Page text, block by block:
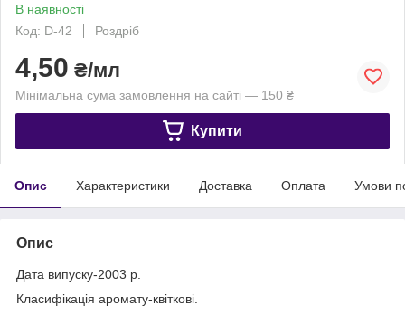
В наявності
Код: D-42
Роздріб
4,50 ₴/мл
Мінімальна сума замовлення на сайті — 150 ₴
Купити
Опис Характеристики Доставка Оплата Умови
Опис
Дата випуску-2003 р.
Класифікація аромату-квіткові.